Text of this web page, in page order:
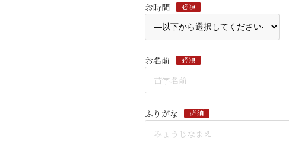
お時間 必須
お名前 必須
ふりがな 必須